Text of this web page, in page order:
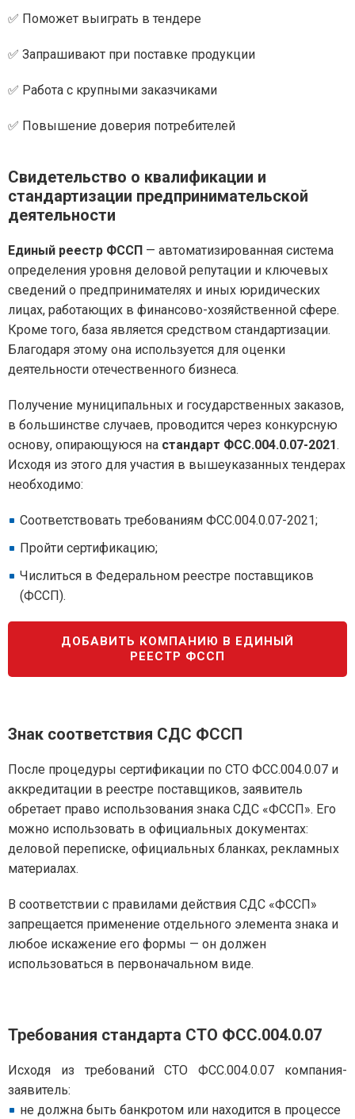
✅ Поможет выиграть в тендере
✅ Запрашивают при поставке продукции
✅ Работа с крупными заказчиками
✅ Повышение доверия потребителей
Свидетельство о квалификации и
стандартизации предпринимательской
деятельности
Единый реестр ФССП — автоматизированная система
определения уровня деловой репутации и ключевых
сведений о предпринимателях и иных юридических
лицах, работающих в финансово-хозяйственной сфере.
Кроме того, база является средством стандартизации.
Благодаря этому она используется для оценки
деятельности отечественного бизнеса.
Получение муниципальных и государственных заказов,
в большинстве случаев, проводится через конкурсную
основу, опирающуюся на стандарт ФСС.004.0.07-2021.
Исходя из этого для участия в вышеуказанных тендерах
необходимо:
Соответствовать требованиям ФСС.004.0.07-2021;
Пройти сертификацию;
Числиться в Федеральном реестре поставщиков
(ФССП).
ДОБАВИТЬ КОМПАНИЮ В ЕДИНЫЙ
РЕЕСТР ФССП
Знак соответствия СДС ФССП
После процедуры сертификации по СТО ФСС.004.0.07 и
аккредитации в реестре поставщиков, заявитель
обретает право использования знака СДС «ФССП». Его
можно использовать в официальных документах:
деловой переписке, официальных бланках, рекламных
материалах.
В соответствии с правилами действия СДС «ФССП»
запрещается применение отдельного элемента знака и
любое искажение его формы — он должен
использоваться в первоначальном виде.
Требования стандарта СТО ФСС.004.0.07
Исходя из требований СТО ФСС.004.0.07 компания-
заявитель:
не должна быть банкротом или находится в процессе